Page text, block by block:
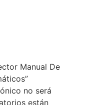
Manual De
no será
están